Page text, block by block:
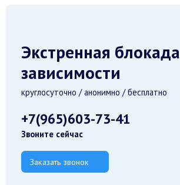
Экстренная блокада
зависимости
круглосуточно / анонимно / бесплатно
+7(965)603-73-41
Звоните сейчас
Заказать звонок